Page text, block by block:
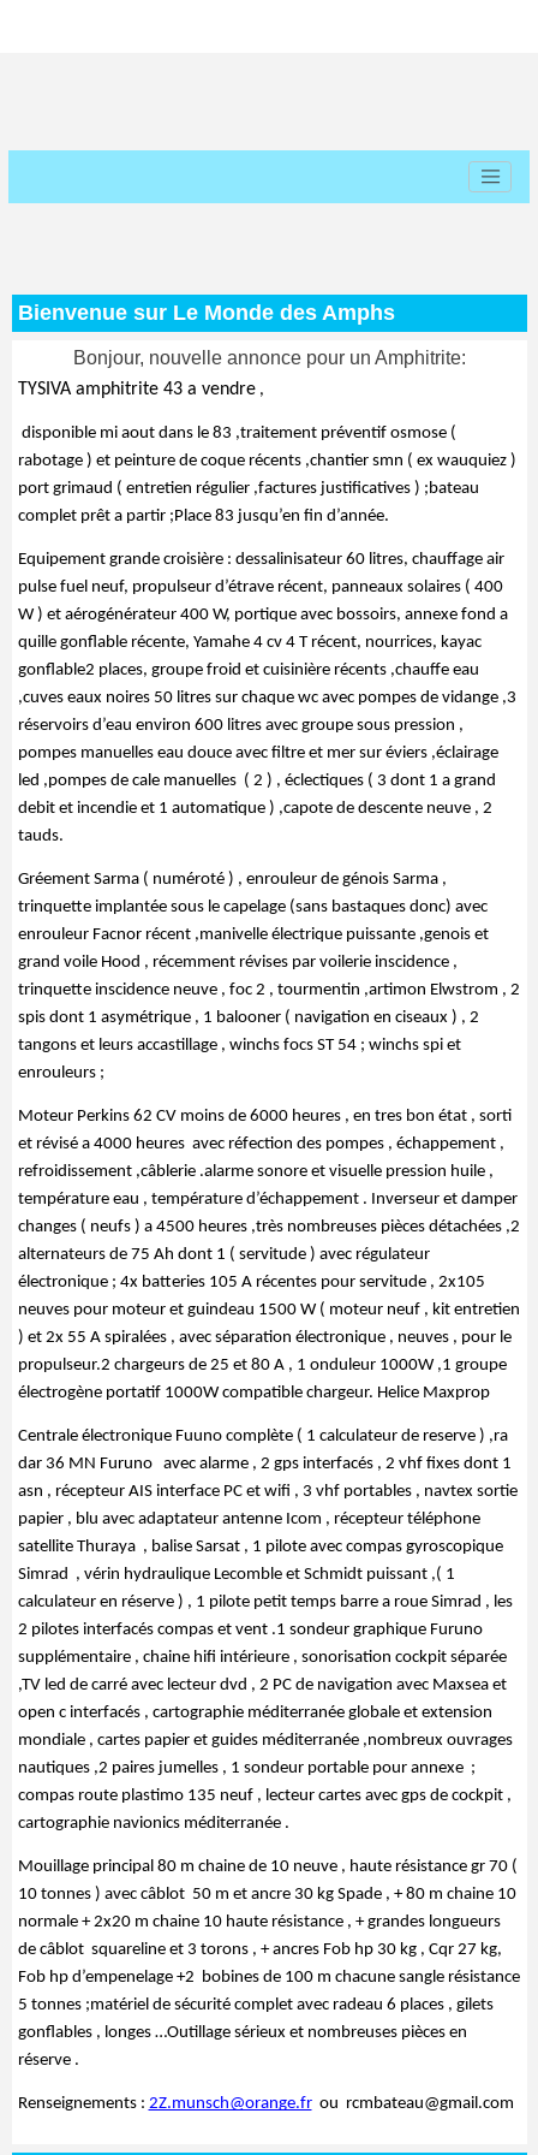
Bienvenue sur Le Monde des Amphs
Bonjour, nouvelle annonce pour un Amphitrite:
TYSIVA amphitrite 43 a vendre ,
rabotage ) et peinture de coque récents ,chantier smn ( ex wauquiez )
port grimaud ( entretien régulier ,factures justificatives ) ;bateau
complet prêt a partir ;Place 83 jusqu’en fin d’année.
Equipement grande croisière : dessalinisateur 60 litres, chauffage air
pulse fuel neuf, propulseur d’étrave récent, panneaux solaires ( 400
W ) et aérogénérateur 400 W, portique avec bossoirs, annexe fond a
quille gonflable récente, Yamahe 4 cv 4 T récent, nourrices, kayac
gonflable2 places, groupe froid et cuisinière récents ,chauffe eau
,cuves eaux noires 50 litres sur chaque wc avec pompes de vidange ,3
réservoirs d’eau environ 600 litres avec groupe sous pression ,
pompes manuelles eau douce avec filtre et mer sur éviers ,éclairage
led ,pompes de cale manuelles  ( 2 ) , éclectiques ( 3 dont 1 a grand
debit et incendie et 1 automatique ) ,capote de descente neuve , 2
tauds.
Gréement Sarma ( numéroté ) , enrouleur de génois Sarma ,
trinquette implantée sous le capelage (sans bastaques donc) avec
enrouleur Facnor récent ,manivelle électrique puissante ,genois et
grand voile Hood , récemment révises par voilerie inscidence ,
trinquette inscidence neuve , foc 2 , tourmentin ,artimon Elwstrom , 2
spis dont 1 asymétrique , 1 balooner ( navigation en ciseaux ) , 2
tangons et leurs accastillage , winchs focs ST 54 ; winchs spi et
enrouleurs ;
Moteur Perkins 62 CV moins de 6000 heures , en tres bon état , sorti
et révisé a 4000 heures  avec réfection des pompes , échappement ,
refroidissement ,câblerie .alarme sonore et visuelle pression huile ,
température eau , température d’échappement . Inverseur et damper
changes ( neufs ) a 4500 heures ,très nombreuses pièces détachées ,2
alternateurs de 75 Ah dont 1 ( servitude ) avec régulateur
électronique ; 4x batteries 105 A récentes pour servitude , 2x105
neuves pour moteur et guindeau 1500 W ( moteur neuf , kit entretien
) et 2x 55 A spiralées , avec séparation électronique , neuves , pour le
propulseur.2 chargeurs de 25 et 80 A , 1 onduleur 1000W ,1 groupe
électrogène portatif 1000W compatible chargeur. Helice Maxprop
Centrale électronique Fuuno complète ( 1 calculateur de reserve ) ,ra
dar 36 MN Furuno   avec alarme , 2 gps interfacés , 2 vhf fixes dont 1
asn , récepteur AIS interface PC et wifi , 3 vhf portables , navtex sortie
papier , blu avec adaptateur antenne Icom , récepteur téléphone
satellite Thuraya  , balise Sarsat , 1 pilote avec compas gyroscopique
Simrad  , vérin hydraulique Lecomble et Schmidt puissant ,( 1
calculateur en réserve ) , 1 pilote petit temps barre a roue Simrad , les
2 pilotes interfacés compas et vent .1 sondeur graphique Furuno
supplémentaire , chaine hifi intérieure , sonorisation cockpit séparée
,TV led de carré avec lecteur dvd , 2 PC de navigation avec Maxsea et
open c interfacés , cartographie méditerranée globale et extension
mondiale , cartes papier et guides méditerranée ,nombreux ouvrages
nautiques ,2 paires jumelles , 1 sondeur portable pour annexe  ;
compas route plastimo 135 neuf , lecteur cartes avec gps de cockpit ,
cartographie navionics méditerranée .
Mouillage principal 80 m chaine de 10 neuve , haute résistance gr 70 (
10 tonnes ) avec câblot  50 m et ancre 30 kg Spade , + 80 m chaine 10
normale + 2x20 m chaine 10 haute résistance , + grandes longueurs
de câblot  squareline et 3 torons , + ancres Fob hp 30 kg , Cqr 27 kg,
Fob hp d’empenelage +2  bobines de 100 m chacune sangle résistance
5 tonnes ;matériel de sécurité complet avec radeau 6 places , gilets
gonflables , longes …Outillage sérieux et nombreuses pièces en
réserve .
Renseignements : 2Z.munsch@orange.fr ou  rcmbateau@gmail.com